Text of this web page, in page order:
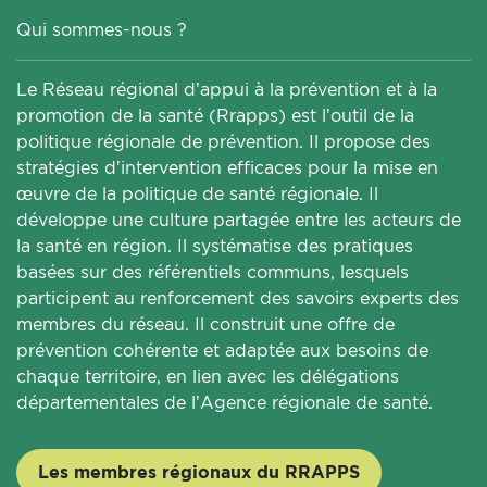
Qui sommes-nous ?
Le Réseau régional d’appui à la prévention et à la
promotion de la santé (Rrapps) est l’outil de la
politique régionale de prévention. Il propose des
stratégies d’intervention efficaces pour la mise en
œuvre de la politique de santé régionale. Il
développe une culture partagée entre les acteurs de
la santé en région. Il systématise des pratiques
basées sur des référentiels communs, lesquels
participent au renforcement des savoirs experts des
membres du réseau. Il construit une offre de
prévention cohérente et adaptée aux besoins de
chaque territoire, en lien avec les délégations
départementales de l’Agence régionale de santé.
Les membres régionaux du RRAPPS